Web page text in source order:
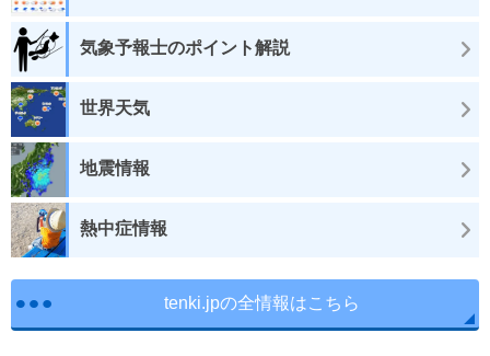
気象予報士のポイント解説
世界天気
地震情報
熱中症情報
tenki.jpの全情報はこちら